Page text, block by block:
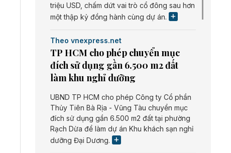
triệu USD, chấm dứt vai trò cổ đông sau hơn
một thập kỷ đồng hành cùng dự án.
Theo vnexpress.net
TP HCM cho phép chuyển mục
đích sử dụng gần 6.500 m2 đất
làm khu nghỉ dưỡng
UBND TP HCM cho phép Công ty Cổ phần
Thủy Tiên Bà Rịa - Vũng Tàu chuyển mục
đích sử dụng gần 6.500 m2 đất tại phường
Rạch Dừa để làm dự án Khu khách sạn nghỉ
dưỡng Đại Dương.